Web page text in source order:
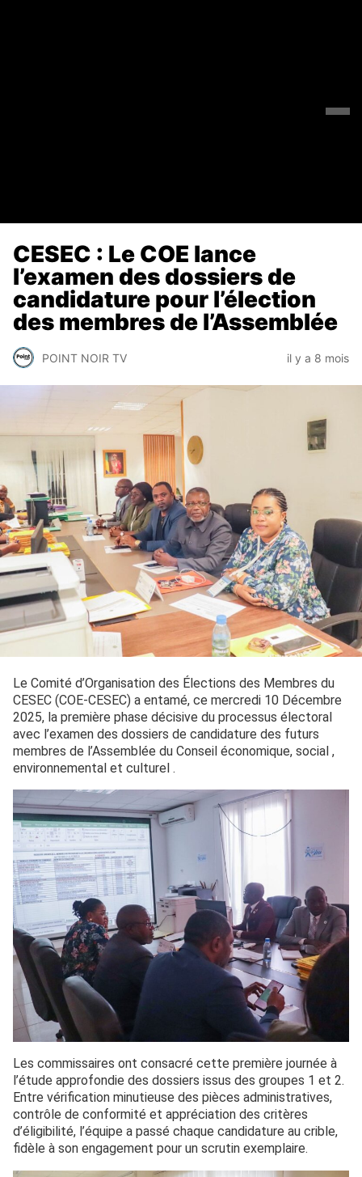
CESEC : Le COE lance
l’examen des dossiers de
candidature pour l’élection
des membres de l’Assemblée
POINT NOIR TV il y a 8 mois
Le Comité d’Organisation des Élections des Membres du
CESEC (COE-CESEC) a entamé, ce mercredi 10 Décembre
2025, la première phase décisive du processus électoral
avec l’examen des dossiers de candidature des futurs
membres de l’Assemblée du Conseil économique, social ,
environnemental et culturel .
Les commissaires ont consacré cette première journée à
l’étude approfondie des dossiers issus des groupes 1 et 2.
Entre vérification minutieuse des pièces administratives,
contrôle de conformité et appréciation des critères
d’éligibilité, l’équipe a passé chaque candidature au crible,
fidèle à son engagement pour un scrutin exemplaire.